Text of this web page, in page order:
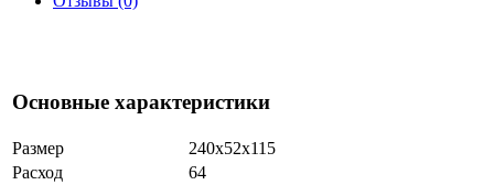
Основные характеристики
Размер
240x52x115
Расход
64